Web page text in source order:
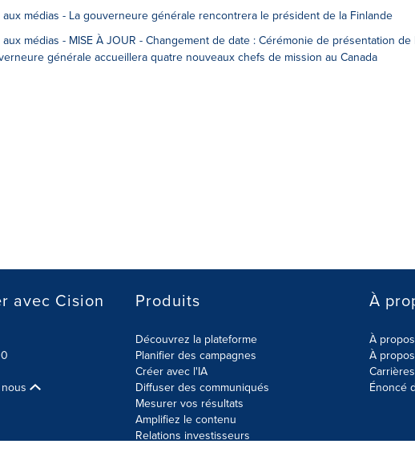
aux médias - La gouverneure générale rencontrera le président de la Finlande
médias - MISE À JOUR - Changement de date : Cérémonie de présentation
générale accueillera quatre nouveaux chefs de mission au Canada
avec Cision Produits
Découvrez la plateforme
Planifier des campagnes
Créer avec l'IA
Diffuser des communiqués
Mesurer vos résultats
Amplifiez le contenu
Relations investisseurs
À
À
À
Carrières
Énoncé